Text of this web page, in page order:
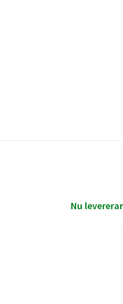
Nu